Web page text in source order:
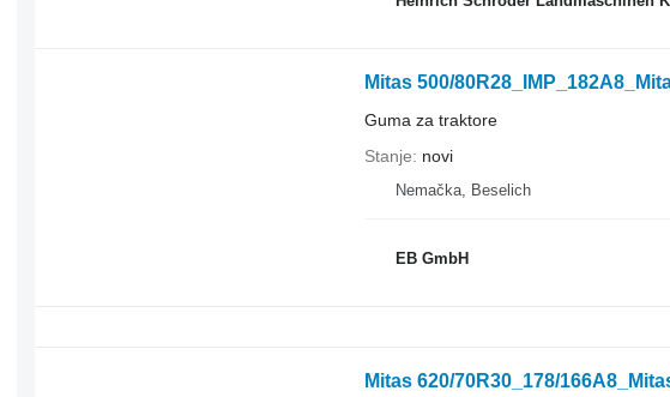
Mitas 500/
Guma za traktore
Stanje
novi
Nemačka, Beselich
EB GmbH
Mitas 620/70R30_178/